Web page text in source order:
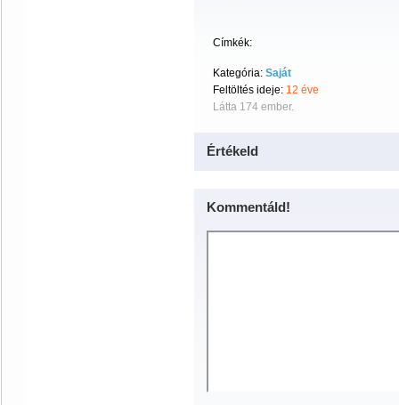
Címkék:
Kategória: Saját
Feltöltés ideje: 12 éve
Látta 174 ember.
Értékeld
Kommentáld!